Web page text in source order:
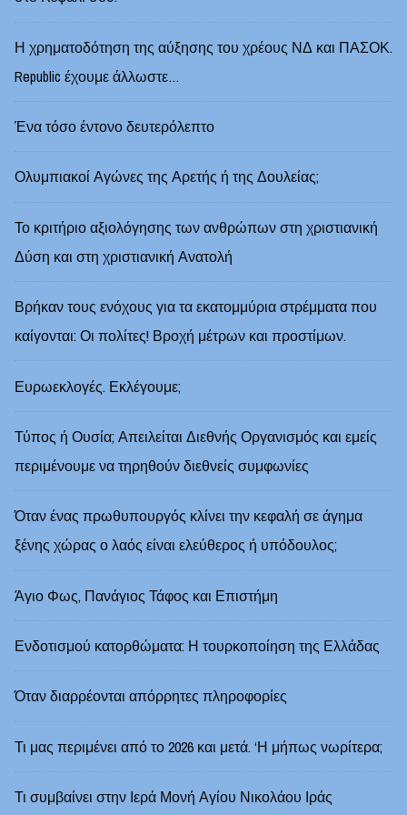
Η χρηματοδότηση της αύξησης του χρέους ΝΔ και ΠΑΣΟΚ.
Republic έχουμε άλλωστε…
Ένα τόσο έντονο δευτερόλεπτο
Ολυμπιακοί Αγώνες της Αρετής ή της Δουλείας;
Το κριτήριο αξιολόγησης των ανθρώπων στη χριστιανική
Δύση και στη χριστιανική Ανατολή
Βρήκαν τους ενόχους για τα εκατομμύρια στρέμματα που
καίγονται: Οι πολίτες! Βροχή μέτρων και προστίμων.
Ευρωεκλογές. Εκλέγουμε;
Τύπος ή Ουσία; Απειλείται Διεθνής Οργανισμός και εμείς
περιμένουμε να τηρηθούν διεθνείς συμφωνίες
Όταν ένας πρωθυπουργός κλίνει την κεφαλή σε άγημα
ξένης χώρας ο λαός είναι ελεύθερος ή υπόδουλος;
Άγιο Φως, Πανάγιος Τάφος και Επιστήμη
Ενδοτισμού κατορθώματα: Η τουρκοποίηση της Ελλάδας
Όταν διαρρέονται απόρρητες πληροφορίες
Τι μας περιμένει από το 2026 και μετά. ‘Η μήπως νωρίτερα;
Τι συμβαίνει στην Ιερά Μονή Αγίου Νικολάου Ιράς